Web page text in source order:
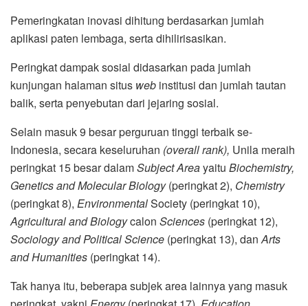
Pemeringkatan inovasi dihitung berdasarkan jumlah
aplikasi paten lembaga, serta dihilirisasikan.
Peringkat dampak sosial didasarkan pada jumlah
kunjungan halaman situs web institusi dan jumlah tautan
balik, serta penyebutan dari jejaring sosial.
Selain masuk 9 besar perguruan tinggi terbaik se-
Indonesia, secara keseluruhan (overall rank), Unila meraih
peringkat 15 besar dalamSubject Areayaitu Biochemistry,
Genetics and Molecular Biology(peringkat 2), Chemistry
(peringkat 8), EnvironmentalSociety (peringkat 10),
Agricultural and Biologycalon Sciences (peringkat 12),
Sociology and Political Science (peringkat 13), danArts
and Humanities (peringkat 14).
Tak hanya itu, beberapa subjek area lainnya yang masuk